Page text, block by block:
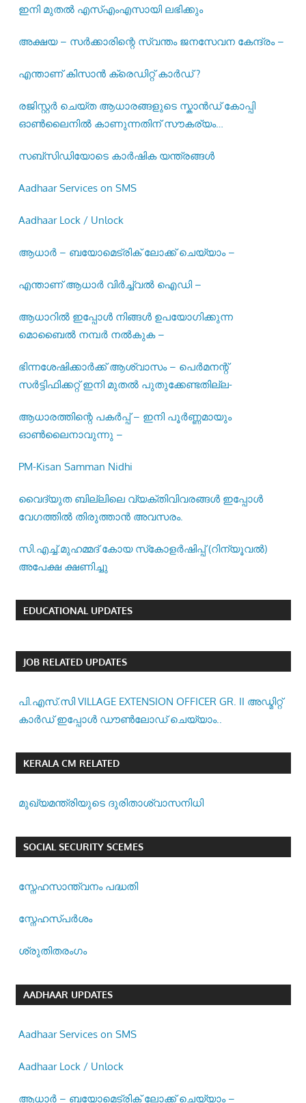
ഇനി മുതല്‍ എസ്എംഎസായി ലഭിക്കും
അക്ഷയ – സർക്കാരിന്റെ സ്വന്തം ജനസേവന കേന്ദ്രം –
എന്താണ് കിസാൻ ക്രെഡിറ്റ് കാർഡ് ?
രജിസ്റ്റര്‍ ചെയ്ത ആധാരങ്ങളുടെ സ്കാന്‍ഡ് കോപ്പി
ഓണ്‍ലൈനില്‍ കാണുന്നതിന് സൗകര്യം
സബ്സിഡിയോടെ കാർഷിക യന്ത്രങ്ങൾ
Aadhaar Services on SMS
Aadhaar Lock / Unlock
ആധാർ – ബയോമെട്രിക് ലോക്ക് ചെയ്യാം –
എന്താണ് ആധാർ വിർച്ച്വൽ ഐഡി –
ആധാറിൽ ഇപ്പോൾ നിങ്ങൾ ഉപയോഗിക്കുന്ന
മൊബൈൽ നമ്പർ നൽകുക –
ഭിന്നശേഷിക്കാർക്ക് ആശ്വാസം – പെർമനന്റ്
സർട്ടിഫിക്കറ്റ് ഇനി മുതൽ പുതുക്കേണ്ടതില്ല-
ആധാരത്തിന്റെ പകർപ്പ് – ഇനി പൂർണ്ണമായും
ഓൺലൈനാവുന്നു –
PM-Kisan Samman Nidhi
വൈദ്യുത ബില്ലിലെ വ്യക്തിവിവരങ്ങൾ ഇപ്പോൾ
വേഗത്തിൽ തിരുത്താൻ അവസരം.
സി.എച്ച്.മുഹമ്മദ് കോയ സ്‌കോളർഷിപ്പ് (റിന്യൂവൽ)
അപേക്ഷ ക്ഷണിച്ചു
EDUCATIONAL UPDATES
JOB RELATED UPDATES
പി.എസ്.സി VILLAGE EXTENSION OFFICER GR. II അഡ്മിറ്റ്
കാർഡ് ഇപ്പോൾ ഡൗൺലോഡ് ചെയ്യാം..
KERALA CM RELATED
മുഖ്യമന്ത്രിയുടെ ദുരിതാശ്വാസനിധി
SOCIAL SECURITY SCEMES
സ്നേഹസാന്ത്വനം പദ്ധതി
സ്നേഹസ്പര്‍ശം
ശ്രുതിതരംഗം
AADHAAR UPDATES
Aadhaar Services on SMS
Aadhaar Lock / Unlock
ആധാർ – ബയോമെട്രിക് ലോക്ക് ചെയ്യാം –